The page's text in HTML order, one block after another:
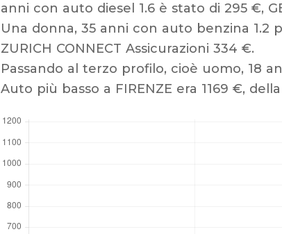
anni con auto diesel 1.6 è stato di 295 €,
Una donna, 35 anni con auto benzina 1.2
ZURICH CONNECT Assicurazioni 334 €.
Passando al terzo profilo, cioè uomo, 18
Auto più basso a FIRENZE era 1169 €,